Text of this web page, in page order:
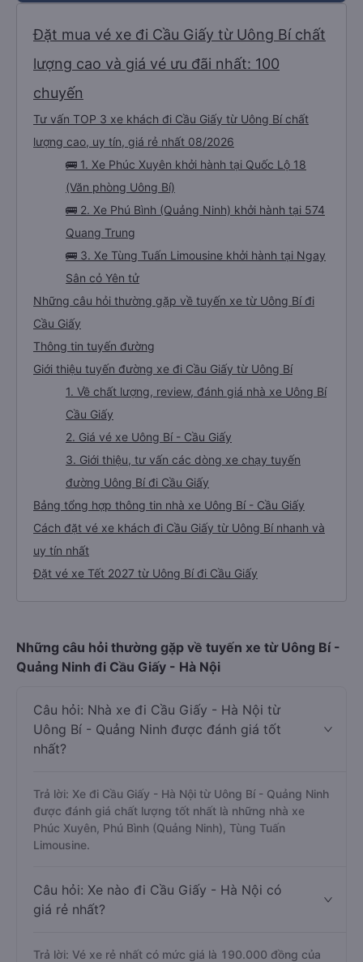
Đặt mua vé xe đi Cầu Giấy từ Uông Bí chất
lượng cao và giá vé ưu đãi nhất: 100
chuyến
Tư vấn TOP 3 xe khách đi Cầu Giấy từ Uông Bí chất
lượng cao, uy tín, giá rẻ nhất 08/2026
🚌 1. Xe Phúc Xuyên khởi hành tại Quốc Lộ 18
(Văn phòng Uông Bí)
🚌 2. Xe Phú Bình (Quảng Ninh) khởi hành tại 574
Quang Trung
🚌 3. Xe Tùng Tuấn Limousine khởi hành tại Ngay
Sân cỏ Yên tử
Những câu hỏi thường gặp về tuyến xe từ Uông Bí đi
Cầu Giấy
Thông tin tuyến đường
Giới thiệu tuyến đường xe đi Cầu Giấy từ Uông Bí
1. Về chất lượng, review, đánh giá nhà xe Uông Bí
Cầu Giấy
2. Giá vé xe Uông Bí - Cầu Giấy
3. Giới thiệu, tư vấn các dòng xe chạy tuyến
đường Uông Bí đi Cầu Giấy
Bảng tổng hợp thông tin nhà xe Uông Bí - Cầu Giấy
Cách đặt vé xe khách đi Cầu Giấy từ Uông Bí nhanh và
uy tín nhất
Đặt vé xe Tết 2027 từ Uông Bí đi Cầu Giấy
Những câu hỏi thường gặp về tuyến xe từ Uông Bí -
Quảng Ninh đi Cầu Giấy - Hà Nội
Câu hỏi: Nhà xe đi Cầu Giấy - Hà Nội từ
Uông Bí - Quảng Ninh được đánh giá tốt
nhất?
Trả lời: Xe đi Cầu Giấy - Hà Nội từ Uông Bí - Quảng Ninh
được đánh giá chất lượng tốt nhất là những nhà xe
Phúc Xuyên, Phú Bình (Quảng Ninh), Tùng Tuấn
Limousine.
Câu hỏi: Xe nào đi Cầu Giấy - Hà Nội có
giá rẻ nhất?
Trả lời: Vé xe rẻ nhất có mức giá là 190.000 đồng của